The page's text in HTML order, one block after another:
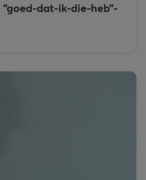
dat-ik-die-heb”-